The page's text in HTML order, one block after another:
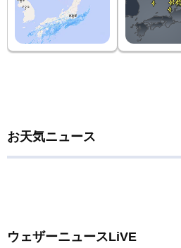
お天気ニュース
ウェザーニュースLiVE